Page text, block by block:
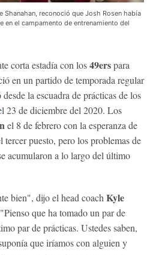
Shanahan, reconoció que Josh Rosen había
en el campamento de entrenamiento del
corta estadía con los49erspara
en un partido de temporada regular
la escuadra de prácticas de los
23 de diciembre del 2020. Los
el 8 de febrero con la esperanza de
puesto, pero los problemas de
acumularon a lo largo del último
bien", dijo el head coach Kyle
que ha tomado un par de
par de prácticas. Ustedes saben,
que iríamos con alguien y